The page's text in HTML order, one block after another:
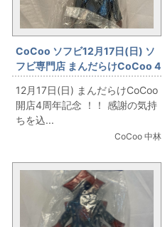
CoCoo ソフビ12月17日(日) ソ
フビ専門店 まんだらけCoCoo 4
周年記念 「マーミット 世紀の大
怪獣シリーズ メイツ星人 ミニム
ルチ付」
12月17日(日) まんだらけCoCoo
開店4周年記念 ！！ 感謝の気持
ちを込...
CoCoo 中林